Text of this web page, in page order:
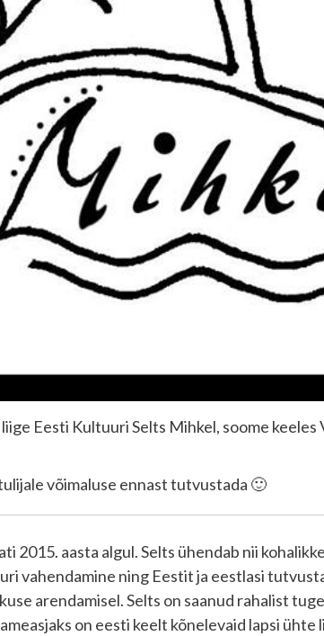
Eesti Kultuuri Selts Mihkel, soome
võimaluse ennast tutvustada 🙂
2015. aasta algul. Selts ühendab nii
vahendamine ning Eestit ja eestlasi
arendamisel. Selts on saanud rahalist
on eesti keelt kõnelevaid lapsi ühte